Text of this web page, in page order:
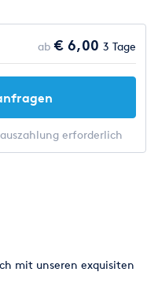
ab € 6,00 3 Tage
erforderlich
mit unseren exquisiten